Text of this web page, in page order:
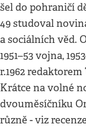
šel do pohraničí
49 studoval
a sociálních věd.
1951–53 vojna,
r.1962
Krátce na volné
dvouměsíčníku
různě - viz